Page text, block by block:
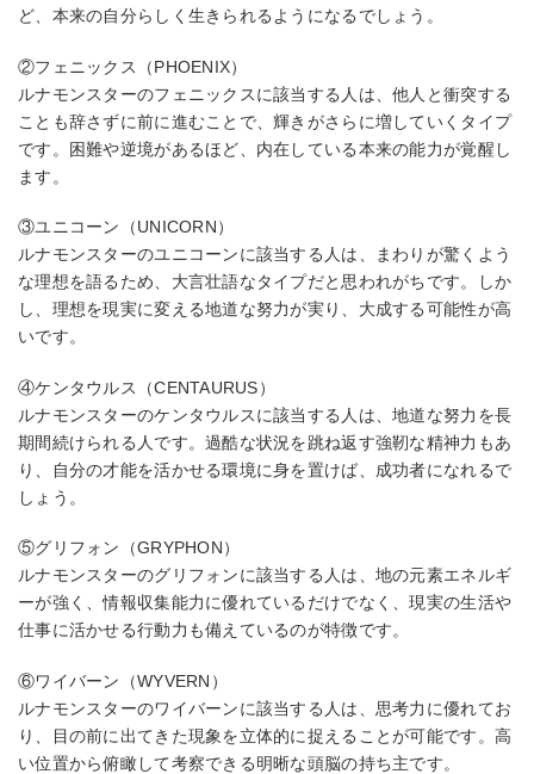
ど、本来の自分らしく生きられるようになるでしょう。
②フェニックス（PHOENIX）
ルナモンスターのフェニックスに該当する人は、他人と衝突する
ことも辞さずに前に進むことで、輝きがさらに増していくタイプ
です。困難や逆境があるほど、内在している本来の能力が覚醒し
ます。
③ユニコーン（UNICORN）
ルナモンスターのユニコーンに該当する人は、まわりが驚くよう
な理想を語るため、大言壮語なタイプだと思われがちです。しか
し、理想を現実に変える地道な努力が実り、大成する可能性が高
いです。
④ケンタウルス（CENTAURUS）
ルナモンスターのケンタウルスに該当する人は、地道な努力を長
期間続けられる人です。過酷な状況を跳ね返す強靭な精神力もあ
り、自分の才能を活かせる環境に身を置けば、成功者になれるで
しょう。
⑤グリフォン（GRYPHON）
ルナモンスターのグリフォンに該当する人は、地の元素エネルギ
ーが強く、情報収集能力に優れているだけでなく、現実の生活や
仕事に活かせる行動力も備えているのが特徴です。
⑥ワイバーン（WYVERN）
ルナモンスターのワイバーンに該当する人は、思考力に優れてお
り、目の前に出てきた現象を立体的に捉えることが可能です。高
い位置から俯瞰して考察できる明晰な頭脳の持ち主です。